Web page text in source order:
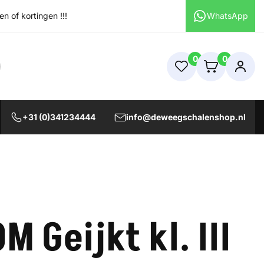
of kortingen !!! WhatsApp
0 0
+31 (0)341234444 info@deweegschalenshop.nl
Geijkt kl. III